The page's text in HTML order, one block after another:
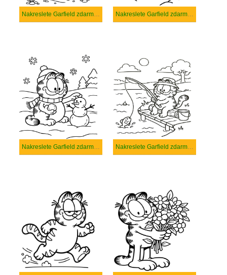
Nakreslete Garfield zdarma prostý Nakreslete Garfield zdarma snadný tisknutelné
Nakreslete Garfield zdarma snadný Nakreslete Garfield zdarma základní tisknutelné